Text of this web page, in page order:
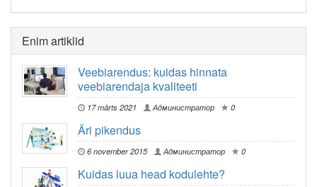
Enim artiklid
Veebiarendus: kuidas hinnata
veebiarendaja kvaliteeti
17 märts 2021 Администратор 0
Äri pikendus
6 november 2015 Администратор 0
Kuidas luua head kodulehte?